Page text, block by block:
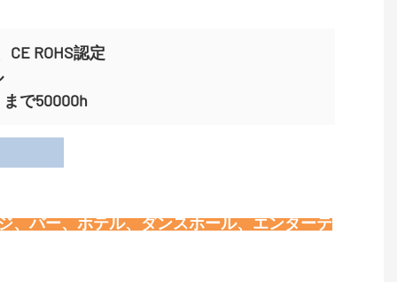
ROHS認定
で50000h
、バー、ホテル、ダンスホール、エンターテ